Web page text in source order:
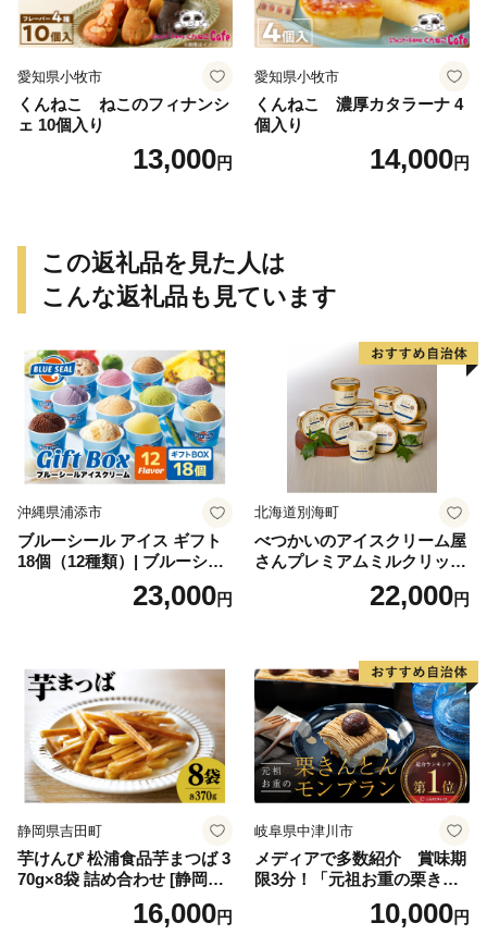
愛知県小牧市
くんねこ ねこのフィナンシ
ェ 10個入り
13,000円
愛知県小牧市
くんねこ 濃厚カタラーナ 4
個入り
14,000円
この返礼品を見た人は
こんな返礼品も見ています
沖縄県浦添市
ブルーシール アイス ギフト
18個（12種類）| ブルーシー
ルアイス ブルーシールアイ
スクリーム 着日指定可能 送
誕生日 カップ 詰め合わせ バ
ラエティ | バニラ チョコレー
ト ストロベリー ピスタチオ
バニラ＆クッキー ウベ 沖縄
紅イモ 塩ちんすこう 沖縄シ
ークヮーサー 沖縄黒糖 琉球
ロイヤルミルクティ 沖縄パ
イン
23,000円
北海道別海町
べつかいのアイスクリーム屋
さんプレミアムミルクリッチ
12個（AP-01）（ 北海道アイ
ス 北海道産アイス アイス ア
道産アイス 道産アイスクリ
ーム ギフト 詰合せ 詰め合わ
せ ふるさと納税 ）
22,000円
静岡県吉田町
芋けんぴ 松浦食品芋まつば 3
70g×8袋 詰め合わせ [静岡伊
勢丹(松浦食品) 静岡県 吉田町
22424274] 芋ケンピ セット
16,000円
岐阜県中津川市
メディアで多数紹介 賞味期
限3分！「元祖お重の栗きん
とんモンブラン」 【未来の
ご褒美】スイーツ 栗 モンブ
10,000円